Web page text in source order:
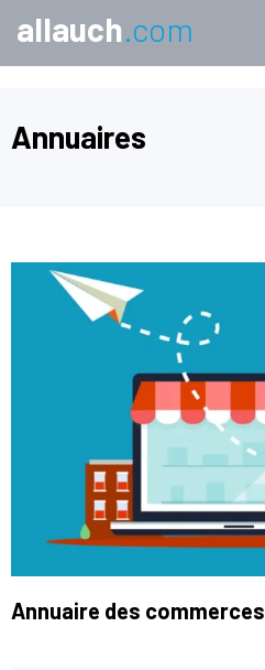
allauch.com
Annuaires
Annuaire des commerces